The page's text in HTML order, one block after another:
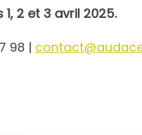
2 et 3 avril 2025.
98 |